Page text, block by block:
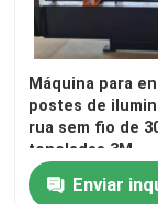
Máquina para
postes de
rua sem fio de
toneladas 3M
Enviar